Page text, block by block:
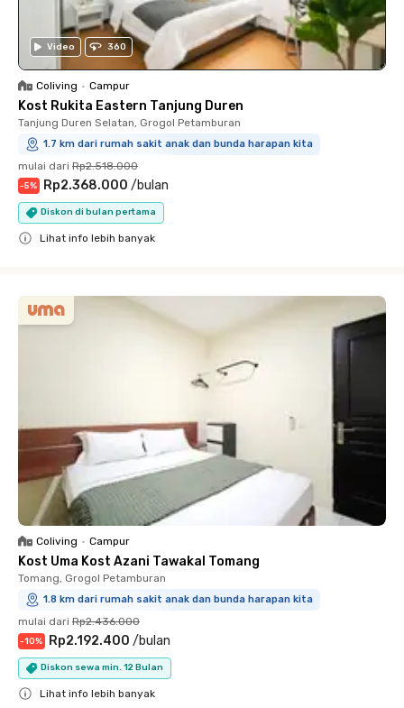
Video 360
Coliving • Campur
Kost Rukita Eastern Tanjung Duren
Tanjung Duren Selatan, Grogol Petamburan
1.7 km dari rumah sakit anak dan bunda harapan kita
mulai dari Rp2.518.000
-5% Rp2.368.000 /bulan
Diskon di bulan pertama
Lihat info lebih banyak
Coliving • Campur
Kost Uma Kost Azani Tawakal Tomang
Tomang, Grogol Petamburan
1.8 km dari rumah sakit anak dan bunda harapan kita
mulai dari Rp2.436.000
-10% Rp2.192.400 /bulan
Diskon sewa min. 12 Bulan
Lihat info lebih banyak